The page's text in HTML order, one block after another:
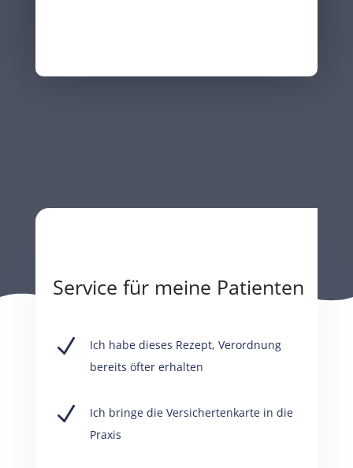
Service für meine Patienten
N
Ich habe dieses Rezept, Verordnung
bereits öfter erhalten
N
Ich bringe die Versichertenkarte in die
Praxis